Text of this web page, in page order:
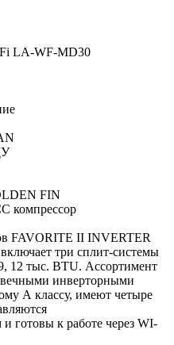
Fi LA-WF-MD30
FIN
компрессор
FAVORITE II INVERTER
три сплит-системы
12 тыс. BTU. Ассортимент
инверторными
А классу, имеют четыре
готовы к работе через WI-